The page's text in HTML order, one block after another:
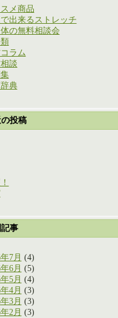
メ商品
出来るストレッチ
の無料相談会
ラム
談
典
投稿
記事
7月 (4)
6月 (5)
5月 (4)
4月 (3)
3月 (3)
2月 (3)